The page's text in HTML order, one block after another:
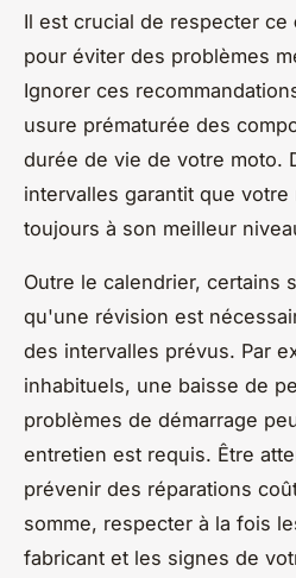
Il est crucial de respecter ce
pour éviter des problèmes
Ignorer ces
usure prématurée des
durée de vie de votre moto.
intervalles garantit que
toujours à son meilleur
Outre le calendrier, certains
qu'une révision est
des intervalles prévus. Par
inhabituels, une baisse de
problèmes de démarrage
entretien est requis. Être
prévenir des réparations
somme, respecter à la fois
fabricant et les signes de